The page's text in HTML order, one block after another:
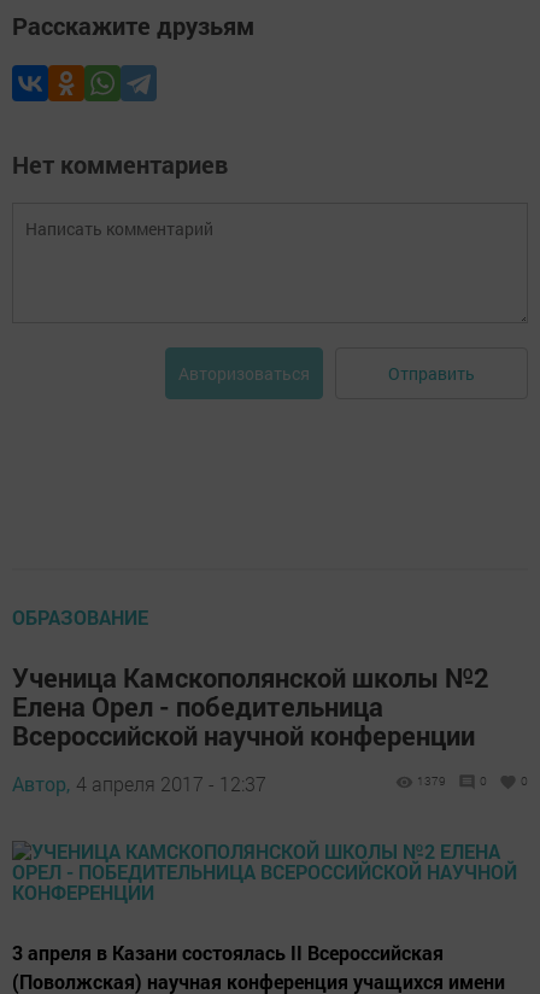
Расскажите друзьям
Нет комментариев
Авторизоваться Отправить
ОБРАЗОВАНИЕ
Ученица Камскополянской школы №2
Елена Орел - победительница
Всероссийской научной конференции
Автор, 4 апреля 2017 - 12:37 1379 0 0
3 апреля в Казани состоялась II Всероссийская
(Поволжская) научная конференция учащихся имени